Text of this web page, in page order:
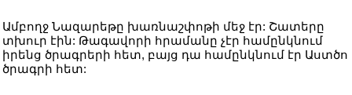
Ամբողջ Նազարեթը խառնաշփոթի մեջ էր: Շատերը
տխուր էին: Թագավորի հրամանը չէր համընկնում
իրենց ծրագրերի հետ, բայց դա համընկնում էր Աստծո
ծրագրի հետ: